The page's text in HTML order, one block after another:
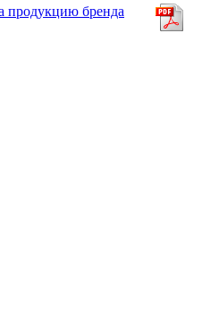
продукцию бренда